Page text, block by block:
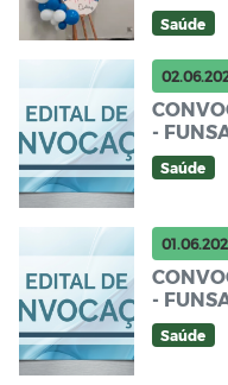
Saúde
-
Saúde
-
Saúde